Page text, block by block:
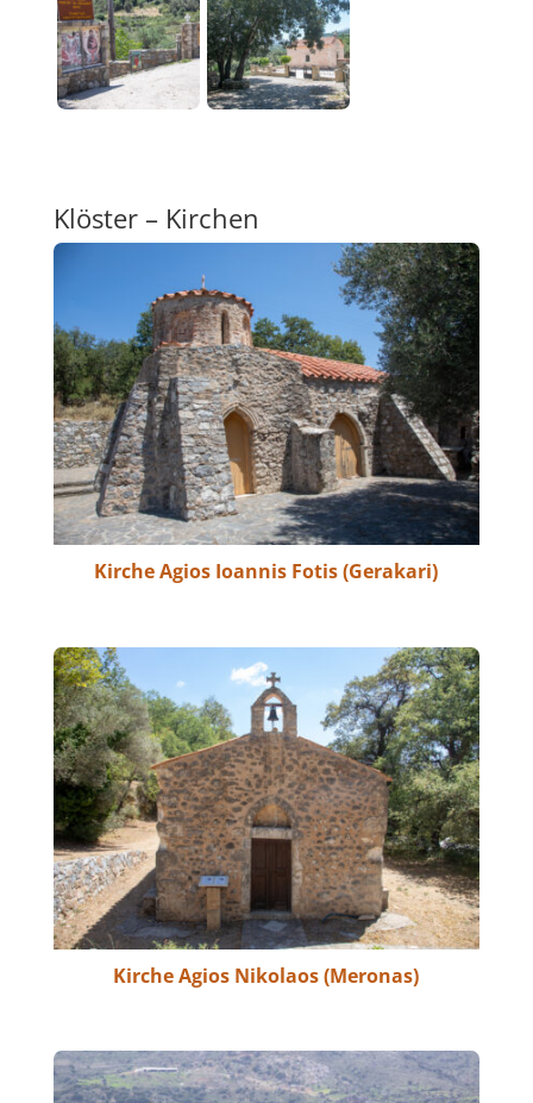
Klöster – Kirchen
Kirche Agios Ioannis Fotis (Gerakari)
Kirche Agios Nikolaos (Meronas)